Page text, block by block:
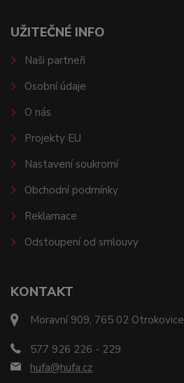
KONTAKT
Moravní 909, 765 02 Otrokovice
577 926 226 - 229
hufa@hufa.cz
UŽITEČNÉ INFO
Naši partneři
Osobní údaje
O nás
Projekty EU
Nastavení soukromí
Obchodní podmínky
Reklamace
Odstoupení od smlouvy